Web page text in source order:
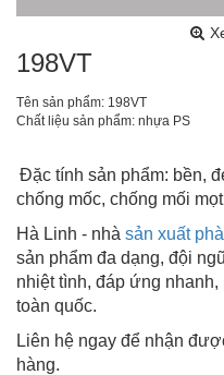
198VT
Tên sản phẩm: 198VT
Chất liệu sản phẩm: nhựa PS
Đặc tính sản phẩm: bền,
chống mốc, chống mối
Hà Linh - nhà sản xuất
sản phẩm đa dạng, đội
nhiệt tình, đáp ứng
toàn quốc.
Liên hệ ngay để nhận
hàng.